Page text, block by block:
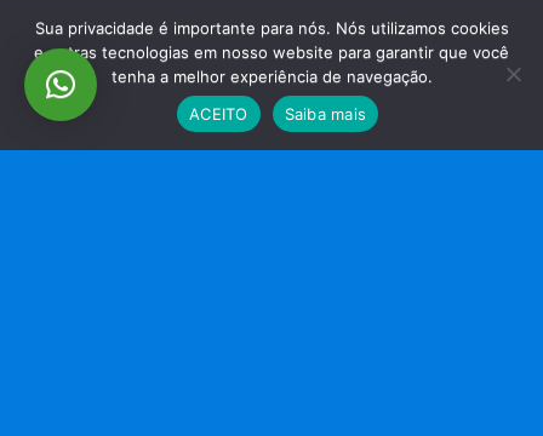
Sua privacidade é importante para nós. Nós utilizamos cookies
e outras tecnologias em nosso website para garantir que você
tenha a melhor experiência de navegação.
ACEITO
Saiba mais